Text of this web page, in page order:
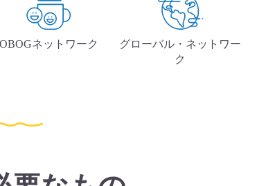
OBOGネットワーク
グローバル・ネットワー
ク